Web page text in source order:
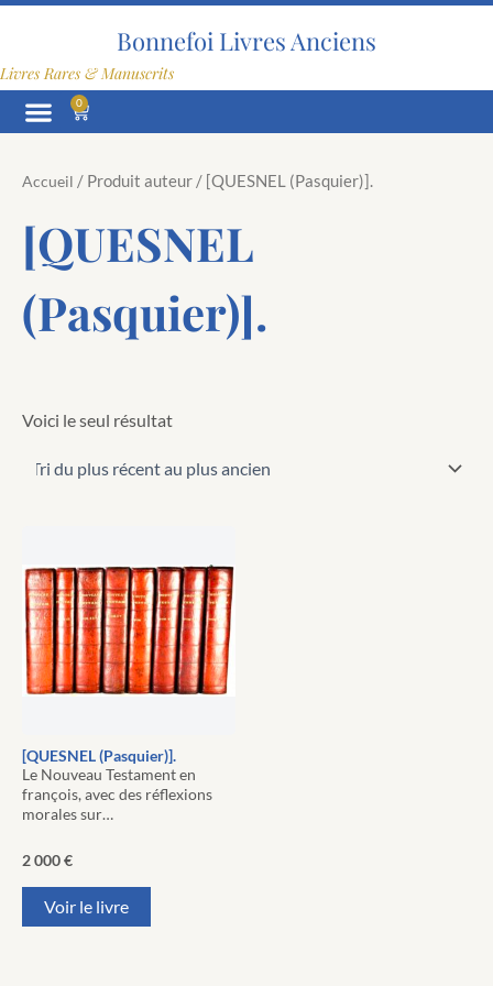
Aller
Bonnefoi Livres Anciens
Livres Rares & Manuscrits
0
Panier
Accueil / Produit auteur / [QUESNEL (Pasquier)].
[QUESNEL
(Pasquier)].
Voici le seul résultat
[QUESNEL (Pasquier)].
Le Nouveau Testament en
françois, avec des réflexions
morales sur…
2 000€
Voir le livre